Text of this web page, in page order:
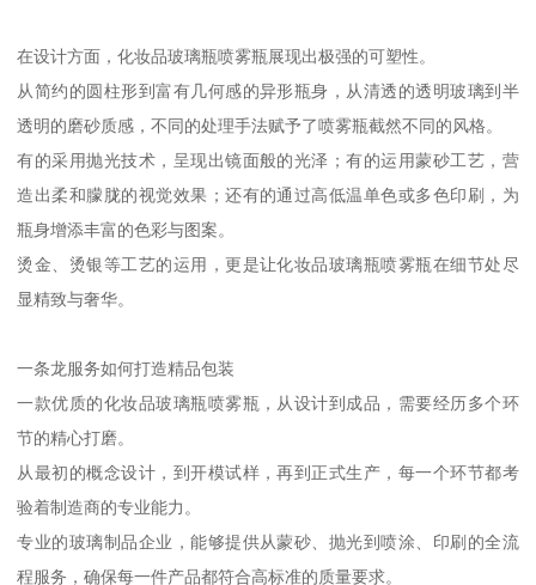
在设计方面，化妆品玻璃瓶喷雾瓶展现出极强的可塑性。
从简约的圆柱形到富有几何感的异形瓶身，从清透的透明玻璃到半
透明的磨砂质感，不同的处理手法赋予了喷雾瓶截然不同的风格。
有的采用抛光技术，呈现出镜面般的光泽；有的运用蒙砂工艺，营
造出柔和朦胧的视觉效果；还有的通过高低温单色或多色印刷，为
瓶身增添丰富的色彩与图案。
烫金、烫银等工艺的运用，更是让化妆品玻璃瓶喷雾瓶在细节处尽
显精致与奢华。
一条龙服务如何打造精品包装
一款优质的化妆品玻璃瓶喷雾瓶，从设计到成品，需要经历多个环
节的精心打磨。
从最初的概念设计，到开模试样，再到正式生产，每一个环节都考
验着制造商的专业能力。
专业的玻璃制品企业，能够提供从蒙砂、抛光到喷涂、印刷的全流
程服务，确保每一件产品都符合高标准的质量要求。